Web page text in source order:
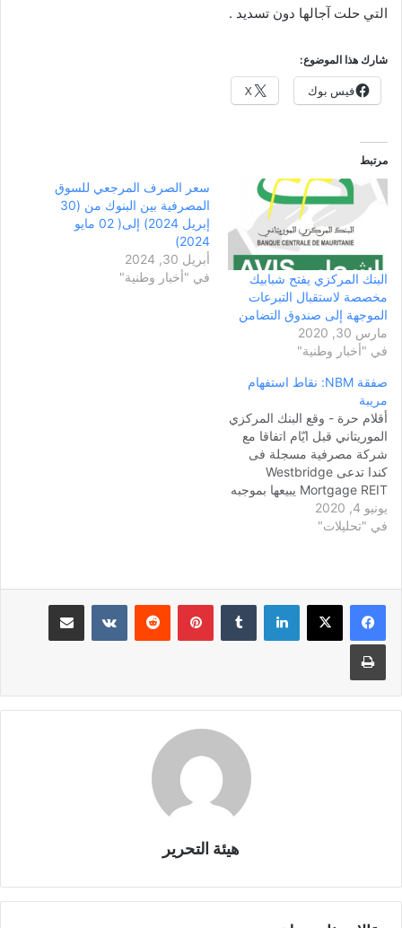
التي حلت آجالها دون تسديد .
شارك هذا الموضوع:
فيس بوك X
مرتبط
البنك المركزي يفتح شبابيك
مخصصة لاستقبال التبرعات
الموجهة إلى صندوق التضامن
مارس 30, 2020
في "أخبار وطنية"
سعر الصرف المرجعي للسوق
المصرفية بين البنوك من (30
إبريل 2024) إلى( 02 مايو
2024)
أبريل 30, 2024
في "أخبار وطنية"
صفقة NBM: نقاط استفهام
مريبة
أقلام حرة - وقع البنك المركزي
الموريتاني قبل ايّام اتفاقا مع
شركة مصرفية مسجلة فى
كندا تدعى Westbridge
Mortgage REIT يبيعها بموجبه
مصرف موريتانيا الجديد المتعثر
منذ اكثر من سنة. واعتبر
الشركة فى موريتانيا…
يونيو 4, 2020
في "تحليلات"
لينكدإن بينتيريست مشاركة عبر البريد
طباعة
هيئة التحرير